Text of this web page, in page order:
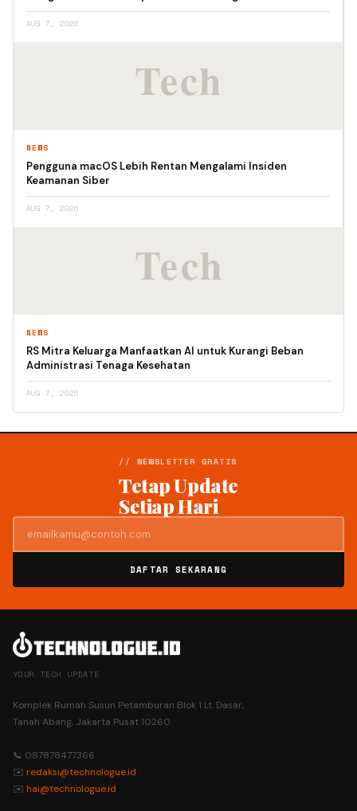
AUG 7, 2026
NEWS
Pengguna macOS Lebih Rentan Mengalami Insiden
Keamanan Siber
AUG 7, 2026
NEWS
RS Mitra Keluarga Manfaatkan AI untuk Kurangi Beban
Administrasi Tenaga Kesehatan
AUG 7, 2026
// NEWSLETTER GRATIS
Tetap Update
Setiap Hari
DAFTAR SEKARANG
YOUR TECH UPDATE
Komplek Rumah Susun Petamburan Blok 1 Lt. Dasar,
Tanah Abang, Jakarta Pusat 10260
📞 087878477366
✉️ redaksi@technologue.id
✉️ hai@technologue.id